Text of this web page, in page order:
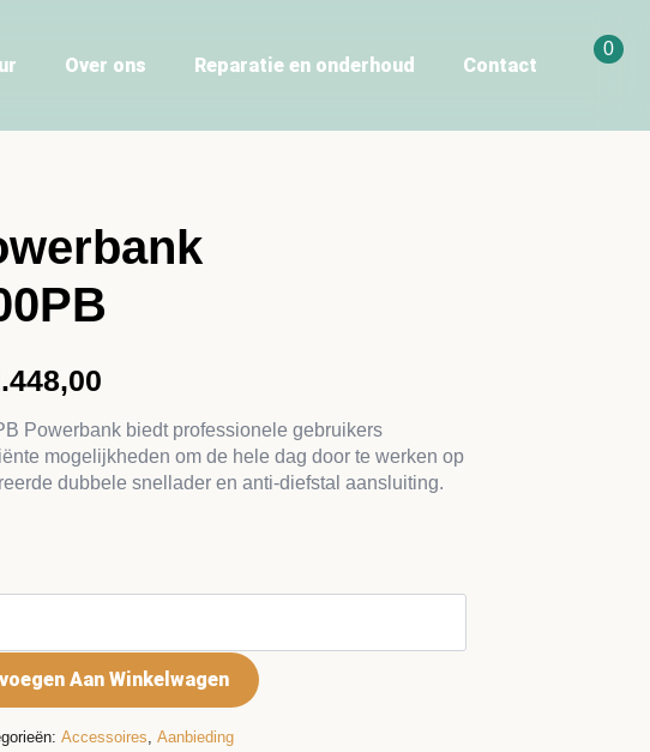
Over ons Reparatie en onderhoud Contact
0
Powerbank biedt professionele gebruikers
mogelijkheden om de hele dag door te werken op
dubbele snellader en anti-diefstal aansluiting.
Aan Winkelwagen
Accessoires, Aanbieding